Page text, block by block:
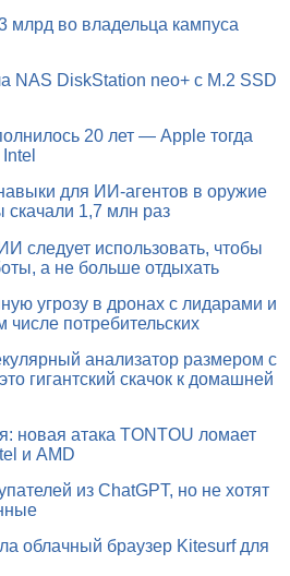
млрд во владельца кампуса
NAS DiskStation neo+ с M.2 SSD
20 лет — Apple тогда
для ИИ-агентов в оружие
1,7 млн раз
следует использовать, чтобы
а не больше отдыхать
угрозу в дронах с лидарами и
потребительских
анализатор размером с
гигантский скачок к домашней
новая атака TONTOU ломает
и AMD
из ChatGPT, но не хотят
облачный браузер Kitesurf для